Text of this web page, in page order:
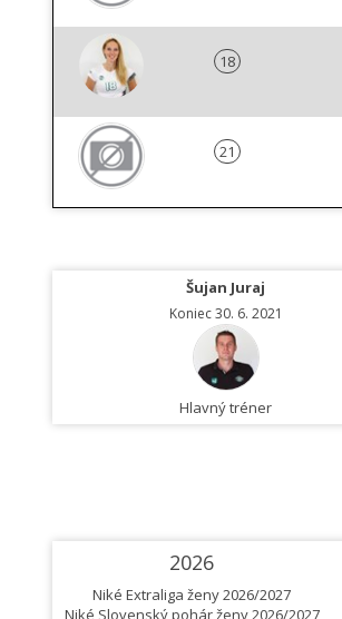
18
21
Šujan Juraj
Koniec 30. 6. 2021
Hlavný tréner
2026
Niké Extraliga ženy 2026/2027
Niké Slovenský pohár ženy 2026/2027